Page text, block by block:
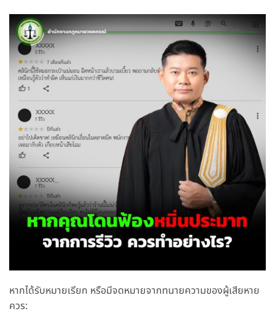
หากได้รับหมายเรียก หรือมีจดหมายจากทนายความของผู้เสียหาย
ควร: